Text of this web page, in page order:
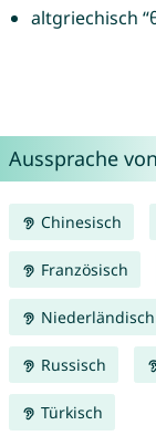
altgriechisch
Aussprache
Chinesisch
Französisch
Niederländisch
Russisch
Türkisch